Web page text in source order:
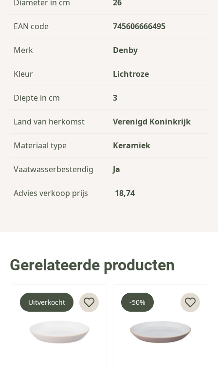
Diameter in cm 26
EAN code 745606666495
Merk Denby
Kleur Lichtroze
Diepte in cm 3
Land van herkomst Verenigd Koninkrijk
Materiaal type Keramiek
Vaatwasserbestendig Ja
Advies verkoop prijs 18,74
Gerelateerde producten
Uitverkocht -50%